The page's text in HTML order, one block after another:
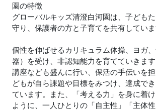
園の特徴
グローバルキッズ清澄白河園は、子ども
守り、保護者の方と子育てを共有していま
個性を伸ばせるカリキュラム体操、ヨガ
器）を受け、非認知能力を育てていきま
講座なども盛んに行い、保活の手伝いを
どもが自ら課題や目標をみつけ、達成で
ています。また、「考える力」を身に着
ように、一人ひとりの「自主性」「主体